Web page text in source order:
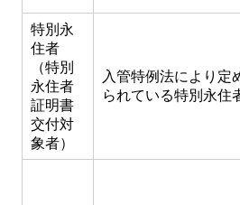
特別永
住者
（特別
永住者
証明書
交付対
象者）
入管特例法により定
られている特別永住